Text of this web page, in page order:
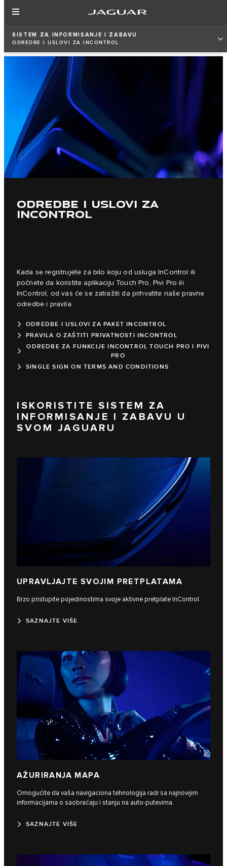
SISTEM ZA INFORMISANJE I ZABAVU
ODREDBE I USLOVI ZA INCONTROL
ODREDBE I USLOVI ZA
INCONTROL
Kada se registrujete za bilo koju od usluga InControl ili
počnete da koristite aplikaciju Touch Pro, Pivi Pro ili
InControl, od vas će se zatražiti da prihvatite naše pravne
odredbe i pravila.
ODREDBE I USLOVI ZA PAKET INCONTROL
PRAVILA O ZAŠTITI PRIVATNOSTI INCONTROL
ODREDBE ZA FUNKCIJE INCONTROL TOUCH PRO I PIVI
PRO
SINGLE SIGN ON TERMS AND CONDITIONS
ISKORISTITE SISTEM ZA
INFORMISANJE I ZABAVU U
SVOM JAGUARU
UPRAVLJAJTE SVOJIM PRETPLATAMA
Brzo pristupite pojedinostima svoje aktivne pretplate InControl.
SAZNAJTE VIŠE
AŽURIRANJA MAPA
Omogućite da vaša navigaciona tehnologija radi sa najnovijim
informacijama o saobraćaju i stanju na auto-putevima.
SAZNAJTE VIŠE